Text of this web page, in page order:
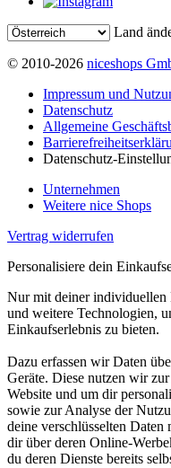
Land
© 2010-2026 niceshops
Impressum und
Datenschutz
Allgemeine
Datenschutz-
Unternehmen
Weitere nice Shops
Vertrag widerrufen
Personalisiere dein
Nur mit deiner
und weitere Technologien,
Einkaufserlebnis zu bieten.
Dazu erfassen wir Daten
Geräte. Diese nutzen wir
Website und um dir
sowie zur Analyse der
deine verschlüsselten
dir über deren Online-
du deren Dienste bereits